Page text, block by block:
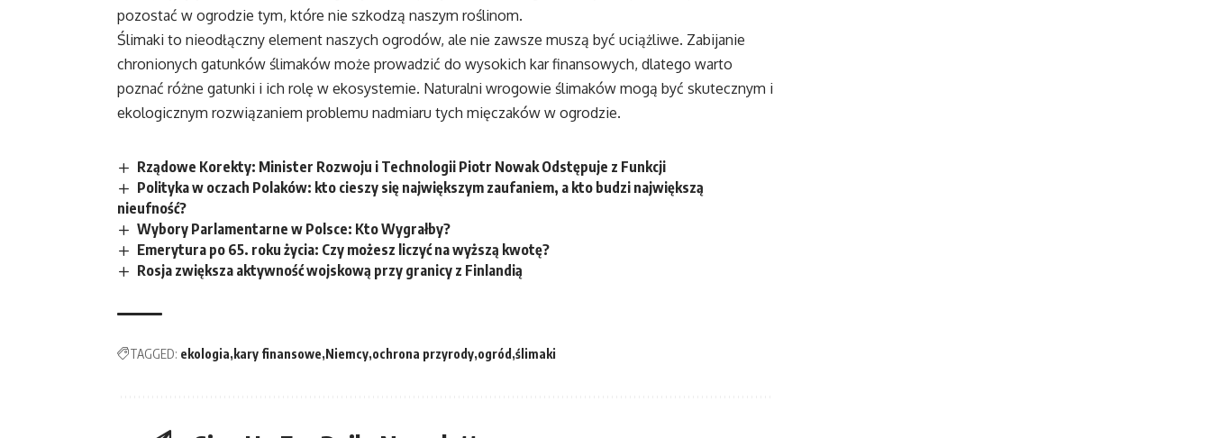
pozostać w ogrodzie tym, które nie szkodzą naszym roślinom.
Ślimaki to nieodłączny element naszych ogrodów, ale nie zawsze muszą być uciążliwe. Zabijanie
chronionych gatunków ślimaków może prowadzić do wysokich kar finansowych, dlatego warto
poznać różne gatunki i ich rolę w ekosystemie. Naturalni wrogowie ślimaków mogą być skutecznym i
ekologicznym rozwiązaniem problemu nadmiaru tych mięczaków w ogrodzie.
Rządowe Korekty: Minister Rozwoju i Technologii Piotr Nowak Odstępuje z Funkcji
Polityka w oczach Polaków: kto cieszy się największym zaufaniem, a kto budzi największą
nieufność?
Wybory Parlamentarne w Polsce: Kto Wygrałby?
Emerytura po 65. roku życia: Czy możesz liczyć na wyższą kwotę?
Rosja zwiększa aktywność wojskową przy granicy z Finlandią
TAGGED: ekologia kary finansowe Niemcy ochrona przyrody ogród ślimaki